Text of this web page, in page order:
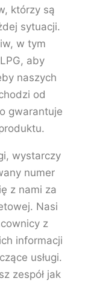
którzy są
sytuacji.
w tym
aby
naszych
od
gwarantuje
wystarczy
numer
z nami za
Nasi
z
informacji
usługi.
zespół jak